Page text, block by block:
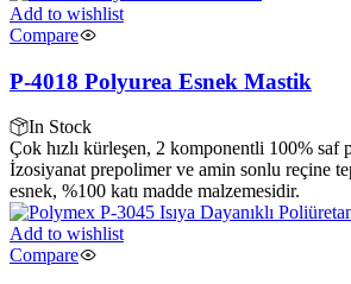
Add to wishlist
Compare
P-4018 Polyurea Esnek Mastik
In Stock
Çok hızlı kürleşen, 2 komponentli 100% saf
İzosiyanat prepolimer ve amin sonlu reçine
esnek, %100 katı madde malzemesidir.
Add to wishlist
Compare